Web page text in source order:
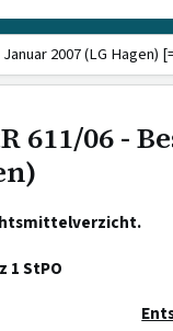
2007 (LG Hagen)
611/06 -
1 StPO